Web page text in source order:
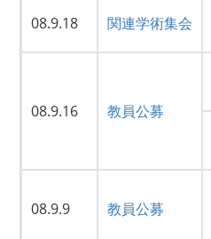
08.9.18 関連学術集会
08.9.16 教員公募
08.9.9 教員公募